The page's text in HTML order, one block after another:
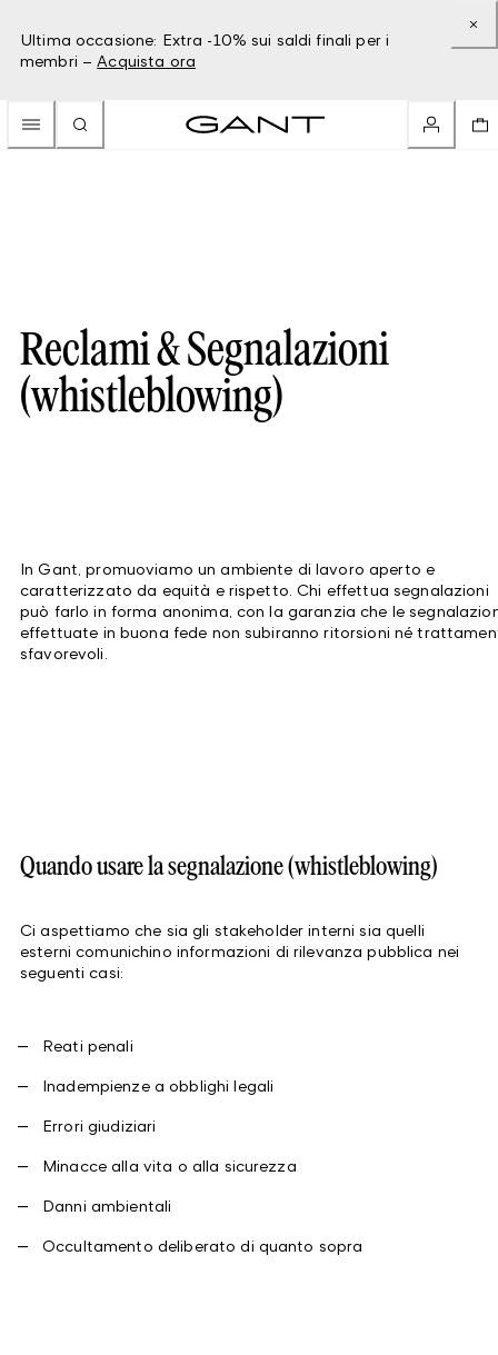
Ultima occasione: Extra -10% sui saldi finali per i
membri – Acquista ora
Reclami & Segnalazioni
(whistleblowing)
In Gant, promuoviamo un ambiente di lavoro aperto e
caratterizzato da equità e rispetto. Chi effettua segnalazioni
può farlo in forma anonima, con la garanzia che le
effettuate in buona fede non subiranno ritorsioni né
sfavorevoli.
Quando usare la segnalazione (whistleblowing)
Ci aspettiamo che sia gli stakeholder interni sia quelli
esterni comunichino informazioni di rilevanza pubblica nei
seguenti casi:
Reati penali
Inadempienze a obblighi legali
Errori giudiziari
Minacce alla vita o alla sicurezza
Danni ambientali
Occultamento deliberato di quanto sopra